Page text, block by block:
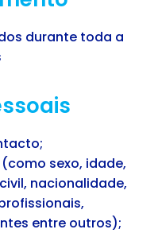
durante toda a
sexo, idade,
nacionalidade,
entre outros);